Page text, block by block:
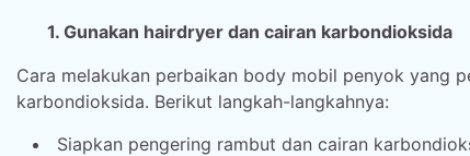
1. Gunakan hairdryer dan cairan karbondioksida
Cara melakukan perbaikan body mobil penyok yang
karbondioksida. Berikut langkah-langkahnya:
Siapkan pengering rambut dan cairan